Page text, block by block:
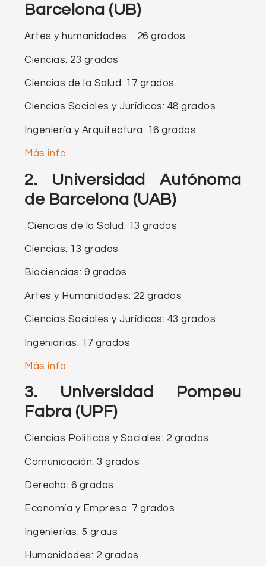
Barcelona (UB)
Artes y humanidades: 26 grados
Ciencias: 23 grados
Ciencias de la Salud: 17 grados
Ciencias Sociales y Jurídicas: 48 grados
Ingeniería y Arquitectura: 16 grados
Más info
2.
Universidad Autónoma
de Barcelona (UAB)
Ciencias de la Salud: 13 grados
Ciencias: 13 grados
Biociencias: 9 grados
Artes y Humanidades: 22 grados
Ciencias Sociales y Jurídicas: 43 grados
Ingeniarías: 17 grados
Más info
3. Universidad Pompeu
Fabra (UPF)
Ciencias Políticas y Sociales: 2 grados
Comunicación: 3 grados
Derecho: 6 grados
Economía y Empresa: 7 grados
Ingenierías: 5 graus
Humanidades: 2 grados